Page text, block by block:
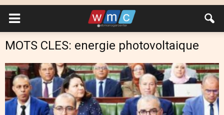
MOTS CLES: energie photovoltaique